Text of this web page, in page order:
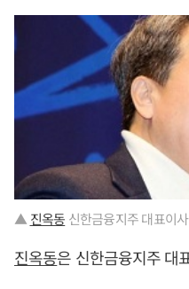
▲ 진옥동 신한금융지주 대표이
진옥동은 신한금융지주 대